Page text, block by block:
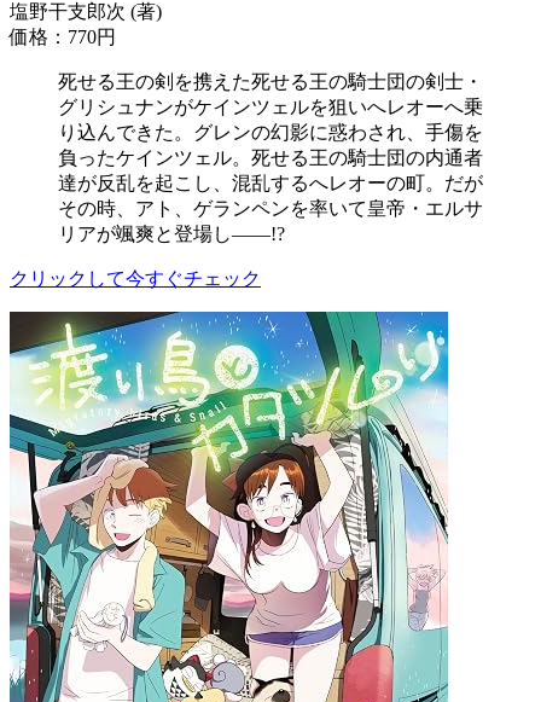
塩野干支郎次 (著)
価格：770円
死せる王の剣を携えた死せる王の騎士団の剣士・
グリシュナンがケインツェルを狙いへレオーへ乗
り込んできた。グレンの幻影に惑わされ、手傷を
負ったケインツェル。死せる王の騎士団の内通者
達が反乱を起こし、混乱するへレオーの町。だが
その時、アト、ゲランペンを率いて皇帝・エルサ
リアが颯爽と登場し――!?
クリックして今すぐチェック